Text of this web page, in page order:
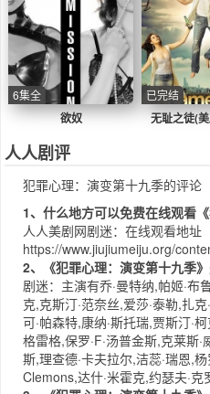
欲奴
6集全
无耻之徒(
已完结
人人剧评
犯罪心理：演变第十九季的评论
1、什么地方可以免费在线观看
人人美剧网剧迷：在线观看地址
https://www.jiujiumeiju.org/
2、《犯罪心理：演变第十九季
剧迷：主演有乔·曼特纳,帕姬·布
克,克斯汀·范奈丝,爱莎·泰勒,扎
可·帕森特,康纳·斯托瑞,贾斯汀·
格雷格,保罗·F·汤普金斯,克莱斯
斯,理查德·卡夫拉尔,洁蕊·瑞恩,
Clemons,达什·米霍克,约瑟夫·克